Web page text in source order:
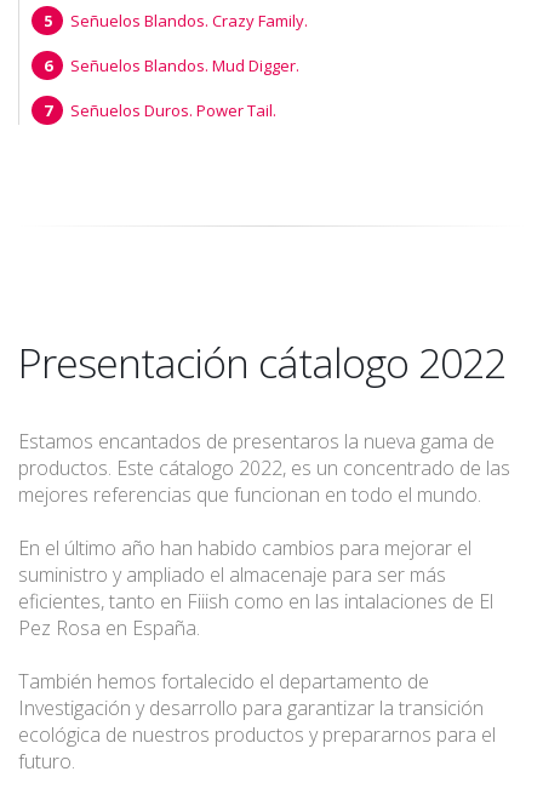
Señuelos Blandos. Crazy Family.
Señuelos Blandos. Mud Digger.
Señuelos Duros. Power Tail.
Presentación cátalogo 2022
Estamos encantados de presentaros la nueva gama de
productos. Este cátalogo 2022, es un concentrado de las
mejores referencias que funcionan en todo el mundo.
En el último año han habido cambios para mejorar el
suministro y ampliado el almacenaje para ser más
eficientes, tanto en Fiiish como en las intalaciones de El
Pez Rosa en España.
También hemos fortalecido el departamento de
Investigación y desarrollo para garantizar la transición
ecológica de nuestros productos y prepararnos para el
futuro.